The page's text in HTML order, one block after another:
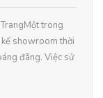
trong
showroom thời
đãng. Việc sử